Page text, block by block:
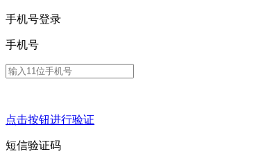
手机号登录
手机号
点击按钮进行验证
短信验证码